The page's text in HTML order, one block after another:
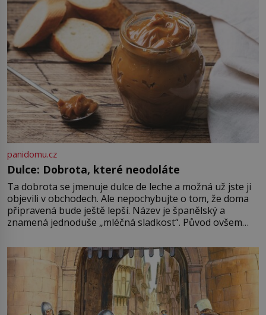
výdech, jeden přerušovaný tón a
[…]
panidomu.cz
Dulce: Dobrota, které neodoláte
Ta dobrota se jmenuje dulce de leche a možná už jste ji
objevili v obchodech. Ale nepochybujte o tom, že doma
připravená bude ještě lepší. Název je španělský a
znamená jednoduše „mléčná sladkost“. Původ ovšem
pře hned několik latinskoamerických zemí a k tomu
Francie, kde se traduje,